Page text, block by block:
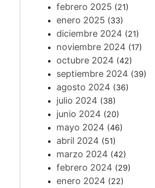
febrero 2025 (21)
enero 2025 (33)
diciembre 2024 (21)
noviembre 2024 (17)
octubre 2024 (42)
septiembre 2024 (39)
agosto 2024 (36)
julio 2024 (38)
junio 2024 (20)
mayo 2024 (46)
abril 2024 (51)
marzo 2024 (42)
febrero 2024 (29)
enero 2024 (22)